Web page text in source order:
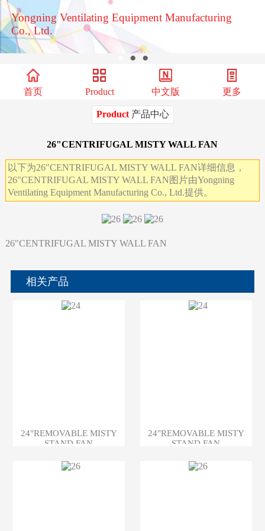
Yongning Ventilating Equipment Manufacturing
Co., Ltd.
● ●
首页 Product 中文版 更多
Product产品中心
26"CENTRIFUGAL MISTY WALL FAN
以下为26"CENTRIFUGAL MISTY WALL FAN详细信息，
26"CENTRIFUGAL MISTY WALL FAN图片由Yongning
Ventilating Equipment Manufacturing Co., Ltd.提供。
26"CENTRIFUGAL MISTY WALL FAN
相关产品
24"REMOVABLE MISTY
STAND FAN
24"REMOVABLE MISTY
STAND FAN